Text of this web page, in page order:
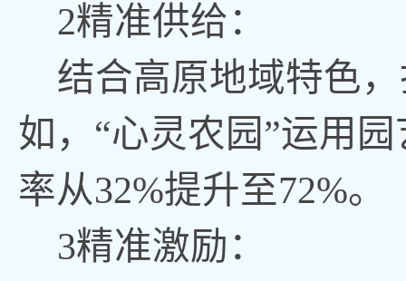
2精准供给：
结合高原地域特色
如，“心灵农园”运用
率从32%提升至72%。
3精准激励：